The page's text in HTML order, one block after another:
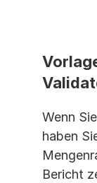
Wenn
haben
Bericht